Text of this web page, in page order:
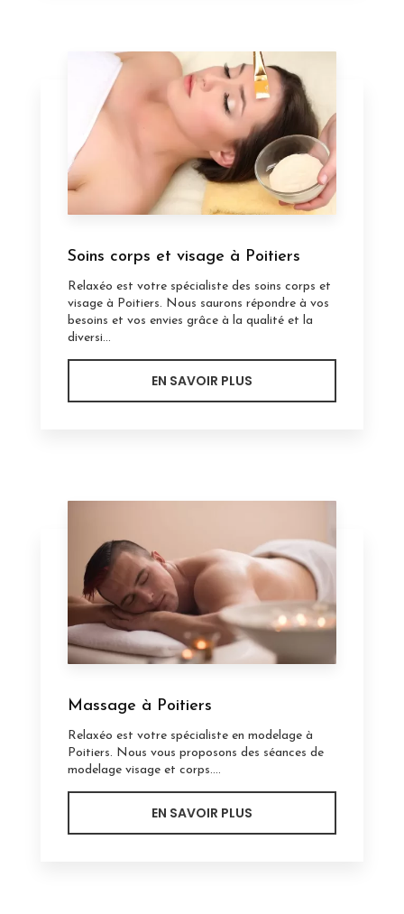
Soins corps et visage à Poitiers
Relaxéo est votre spécialiste des soins corps et
visage à Poitiers. Nous saurons répondre à vos
besoins et vos envies grâce à la qualité et la
diversi...
EN SAVOIR PLUS
Massage à Poitiers
Relaxéo est votre spécialiste en modelage à
Poitiers. Nous vous proposons des séances de
modelage visage et corps....
EN SAVOIR PLUS